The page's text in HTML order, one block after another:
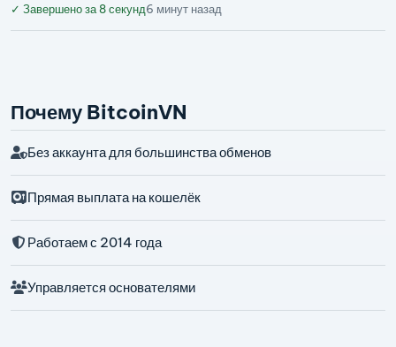
✓ Завершено за 8 секунд6 минут назад
Почему BitcoinVN
Без аккаунта для большинства обменов
Прямая выплата на кошелёк
Работаем с 2014 года
Управляется основателями